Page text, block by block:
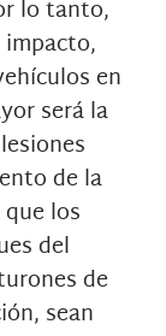
lo tanto,
en
será la
de la
los
del
de
sean